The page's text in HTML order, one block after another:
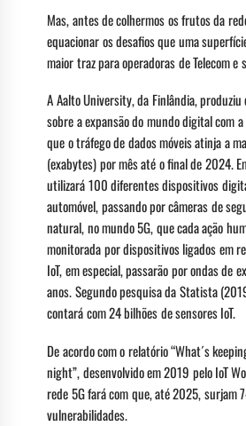
Mas, antes de colhermos os frutos da
equacionar os desafios que uma
maior traz para operadoras de Telecom e
A Aalto University, da Finlândia,
sobre a expansão do mundo digital com
que o tráfego de dados móveis atinja a
(exabytes) por mês até o final de 2024.
utilizará 100 diferentes dispositivos
automóvel, passando por câmeras de
natural, no mundo 5G, que cada ação
monitorada por dispositivos ligados em
IoT, em especial, passarão por ondas de
anos. Segundo pesquisa da Statista
contará com 24 bilhões de sensores IoT.
De acordo com o relatório “What´s
night”, desenvolvido em 2019 pelo IoT
rede 5G fará com que, até 2025, surjam
vulnerabilidades.